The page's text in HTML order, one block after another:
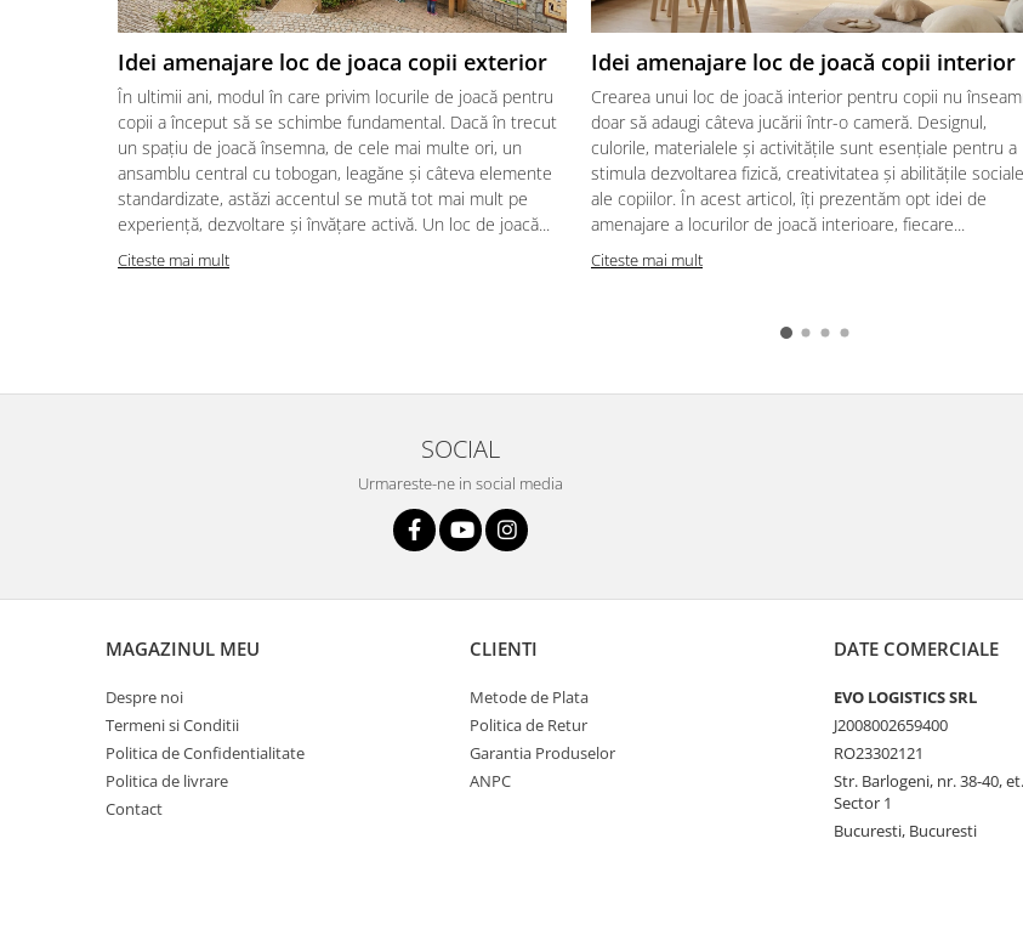
Idei amenajare loc de joaca copii exterior
În ultimii ani, modul în care privim locurile de joacă pentru
copii a început să se schimbe fundamental. Dacă în trecut
un spațiu de joacă însemna, de cele mai multe ori, un
ansamblu central cu tobogan, leagăne și câteva elemente
standardizate, astăzi accentul se mută tot mai mult pe
experiență, dezvoltare și învățare activă. Un loc de joacă...
Citeste mai mult
Idei amenajare loc de joacă copii interior
Crearea unui loc de joacă interior pentru copii nu
doar să adaugi câteva jucării într-o cameră. Designul,
culorile, materialele și activitățile sunt esențiale pentru a
stimula dezvoltarea fizică, creativitatea și abilitățile sociale
ale copiilor. În acest articol, îți prezentăm opt idei de
amenajare a locurilor de joacă interioare, fiecare...
Citeste mai mult
SOCIAL
Urmareste-ne in social media
MAGAZINUL MEU
Despre noi
Termeni si Conditii
Politica de Confidentialitate
Politica de livrare
Contact
CLIENTI
Metode de Plata
Politica de Retur
Garantia Produselor
ANPC
DATE COMERCIALE
EVO LOGISTICS SRL
J2008002659400
RO23302121
Str. Barlogeni, nr. 38-40,
Sector 1
Bucuresti, Bucuresti